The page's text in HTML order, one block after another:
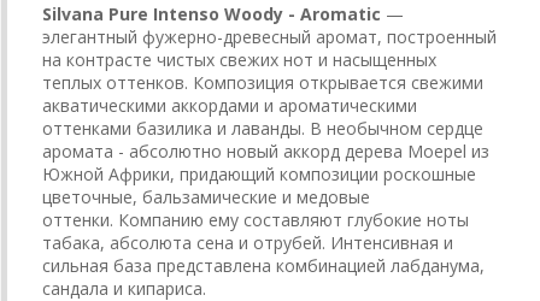
Silvana Pure Intenso Woody - Aromatic —
элегантный фужерно-древесный аромат, построенный
на контрасте чистых свежих нот и насыщенных
теплых оттенков. Композиция открывается свежими
акватическими аккордами и ароматическими
оттенками базилика и лаванды. В необычном сердце
аромата - абсолютно новый аккорд дерева Moepel из
Южной Африки, придающий композиции роскошные
цветочные, бальзамические и медовые
оттенки. Компанию ему составляют глубокие ноты
табака, абсолюта сена и отрубей. Интенсивная и
сильная база представлена комбинацией лабданума,
сандала и кипариса.